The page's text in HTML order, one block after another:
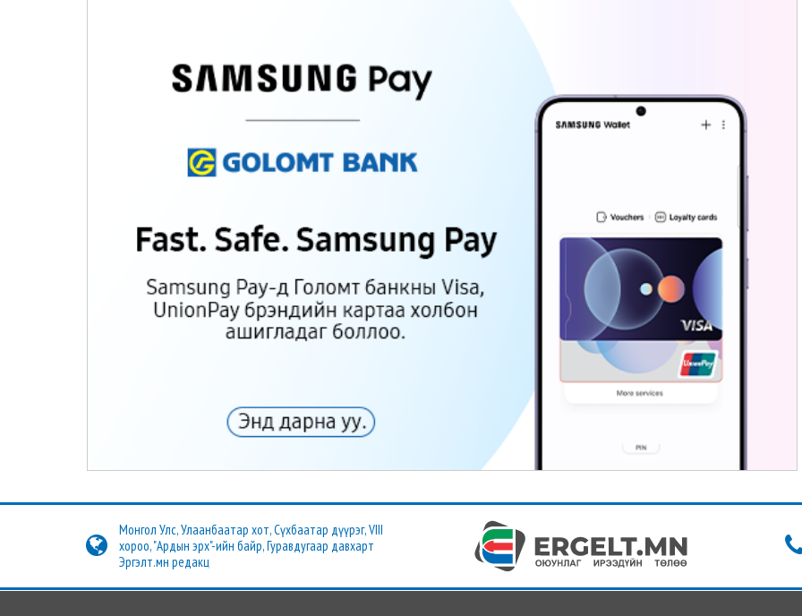
Монгол Улс, Улаанбаатар хот, Сүхбаатар дүүрэг, VIII
хороо, "Ардын эрх"-ийн байр, Гуравдугаар давхарт
Эргэлт.мн редакц